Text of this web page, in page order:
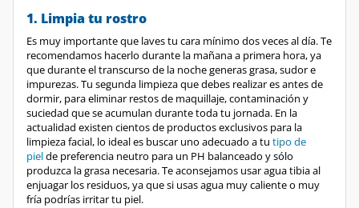
1. Limpia tu rostro
Es muy importante que laves tu cara mínimo dos veces al día. Te
recomendamos hacerlo durante la mañana a primera hora, ya
que durante el transcurso de la noche generas grasa, sudor e
impurezas. Tu segunda limpieza que debes realizar es antes de
dormir, para eliminar restos de maquillaje, contaminación y
suciedad que se acumulan durante toda tu jornada. En la
actualidad existen cientos de productos exclusivos para la
limpieza facial, lo ideal es buscar uno adecuado a tu tipo de
pielde preferencia neutro para un PH balanceado y sólo
produzca la grasa necesaria. Te aconsejamos usar agua tibia al
enjuagar los residuos, ya que si usas agua muy caliente o muy
fría podrías irritar tu piel.